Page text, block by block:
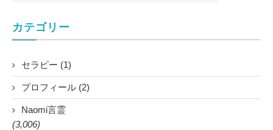
カテゴリー
セラピー (1)
プロフィール (2)
Naomi言霊
(3,006)